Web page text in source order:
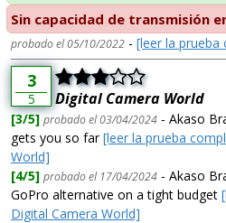
Sin capacidad de transmisión
probado el 05/10/2022 - [leer la prueba
3
5 Digital Camera World
[3/5] probado el 03/04/2024 - Akaso
gets you so far[leer la prueba
World]
[4/5] probado el 17/04/2024 - Akaso
GoPro alternative on a tight budget
Digital Camera World]